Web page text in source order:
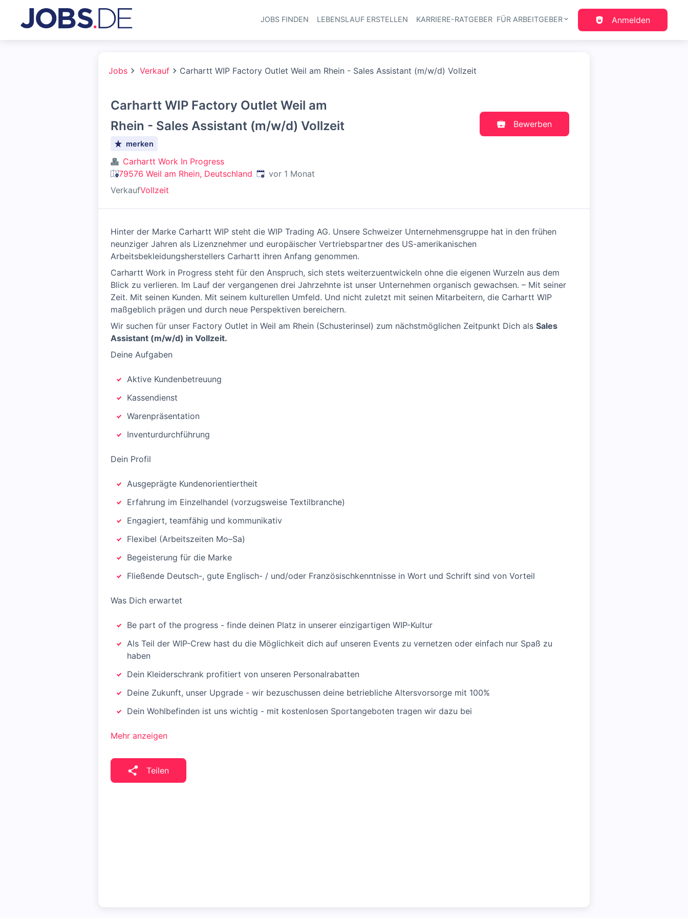
Haupt-Navigation
JOBS FINDEN LEBENSLAUF ERSTELLEN KARRIERE-RATGEBER FÜR ARBEITGEBER Anmelden
Jobs Verkauf Carhartt WIP Factory Outlet Weil am Rhein - Sales Assistant (m/w/d) Vollzeit
Carhartt WIP Factory Outlet Weil am
Rhein - Sales Assistant (m/w/d) Vollzeit
merken
Carhartt Work In Progress
79576 Weil am Rhein, Deutschland Veröffentlicht:
vor 1 Monat
VerkaufVollzeit
Bewerben
Hinter der Marke Carhartt WIP steht die WIP Trading AG. Unsere Schweizer Unternehmensgruppe hat in den frühen
neunziger Jahren als Lizenznehmer und europäischer Vertriebspartner des US-amerikanischen
Arbeitsbekleidungsherstellers Carhartt ihren Anfang genommen.
Carhartt Work in Progress steht für den Anspruch, sich stets weiterzuentwickeln ohne die eigenen Wurzeln aus dem
Blick zu verlieren. Im Lauf der vergangenen drei Jahrzehnte ist unser Unternehmen organisch gewachsen. – Mit seiner
Zeit. Mit seinen Kunden. Mit seinem kulturellen Umfeld. Und nicht zuletzt mit seinen Mitarbeitern, die Carhartt WIP
maßgeblich prägen und durch neue Perspektiven bereichern.
Wir suchen für unser Factory Outlet in Weil am Rhein (Schusterinsel) zum nächstmöglichen Zeitpunkt Dich als Sales
Assistant (m/w/d) in Vollzeit.
Deine Aufgaben
Aktive Kundenbetreuung
Kassendienst
Warenpräsentation
Inventurdurchführung
Dein Profil
Ausgeprägte Kundenorientiertheit
Erfahrung im Einzelhandel (vorzugsweise Textilbranche)
Engagiert, teamfähig und kommunikativ
Flexibel (Arbeitszeiten Mo–Sa)
Begeisterung für die Marke
Fließende Deutsch-, gute Englisch- / und/oder Französischkenntnisse in Wort und Schrift sind von Vorteil
Was Dich erwartet
Be part of the progress - finde deinen Platz in unserer einzigartigen WIP-Kultur
Als Teil der WIP-Crew hast du die Möglichkeit dich auf unseren Events zu vernetzen oder einfach nur Spaß zu
haben
Dein Kleiderschrank profitiert von unseren Personalrabatten
Deine Zukunft, unser Upgrade - wir bezuschussen deine betriebliche Altersvorsorge mit 100%
Dein Wohlbefinden ist uns wichtig - mit kostenlosen Sportangeboten tragen wir dazu bei
Mehr anzeigen
Teilen